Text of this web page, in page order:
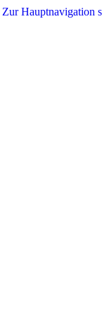
Zur Hauptnavigation